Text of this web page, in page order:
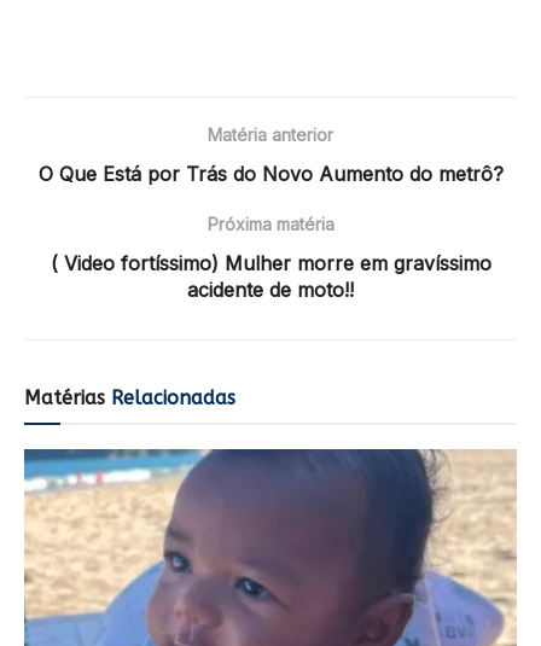
Matéria anterior
O Que Está por Trás do Novo Aumento do metrô?
Próxima matéria
( Video fortíssimo) Mulher morre em gravíssimo
acidente de moto!!
Matérias Relacionadas